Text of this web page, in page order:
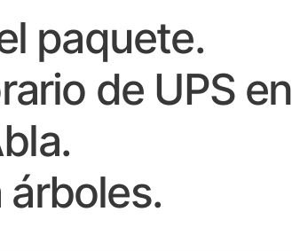
paquete.
de UPS en
árboles.